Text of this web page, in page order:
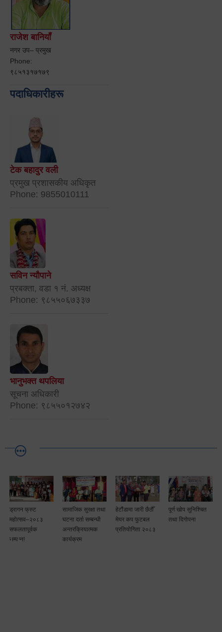
राजेश बानियाँ
नगर उप– प्रमुख
Phone:
९८५१३१७१७९
पदाधिकारीहरू
टेक बहादुर वली
प्रमुख प्रशासकीय अधिकृत
Phone: 9855010111
सविन न्यौपाने
प्रबक्ता, वडा १ नं. अध्यक्ष
Phone: ९८५५०६७३३७
भानुभक्त थपलिया
सूचना अधिकारी
Phone: ९८५५०१२७४२
ड्रागन फ्रुट
महोत्सव–२०८३
सफलतापूर्वक
सम्पन्न!
सामाजिक सुरक्षा तथा
घटना दर्ता सम्बन्धी
अन्तरक्रियात्मक
कार्यक्रम
हेटौंडामा जारी छैठौँ
मेयर कप फुटबल
प्रतियोगिता २०८३
पूर्ण खोप सुनिश्चित
तथा दिगोपना